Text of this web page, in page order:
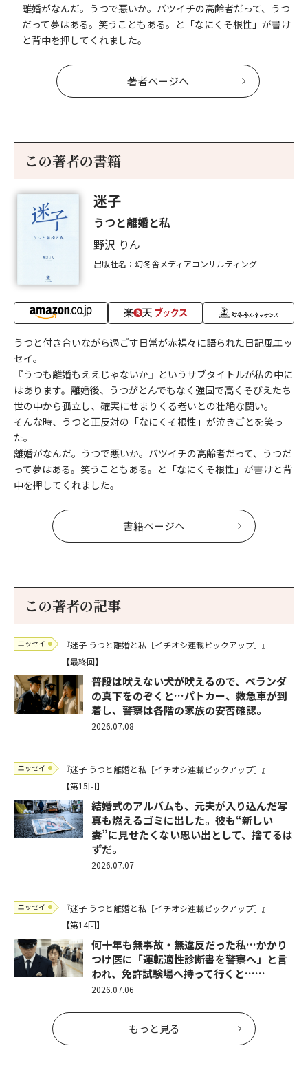
離婚がなんだ。うつで悪いか。バツイチの高齢者だって、うつ
だって夢はある。笑うこともある。と「なにくそ根性」が書け
と背中を押してくれました。
著者ページへ
この著者の書籍
迷子
うつと離婚と私
野沢 りん
出版社名：幻冬舎メディアコンサルティング
うつと付き合いながら過ごす日常が赤裸々に語られた日記風エッ
セイ。
『うつも離婚もええじゃないか』というサブタイトルが私の中に
はあります。離婚後、うつがとんでもなく強固で高くそびえたち
世の中から孤立し、確実にせまりくる老いとの壮絶な闘い。
そんな時、うつと正反対の「なにくそ根性」が泣きごとを笑っ
た。
離婚がなんだ。うつで悪いか。バツイチの高齢者だって、うつだ
って夢はある。笑うこともある。と「なにくそ根性」が書けと背
中を押してくれました。
書籍ページへ
この著者の記事
エッセイ
『迷子 うつと離婚と私［イチオシ連載ピックアップ］』
【最終回】
普段は吠えない犬が吠えるので、ベランダ
の真下をのぞくと…パトカー、救急車が到
着し、警察は各階の家族の安否確認。
2026.07.08
エッセイ
『迷子 うつと離婚と私［イチオシ連載ピックアップ］』
【第15回】
結婚式のアルバムも、元夫が入り込んだ写
真も燃えるゴミに出した。彼も“新しい
妻”に見せたくない思い出として、捨てるは
ずだ。
2026.07.07
エッセイ
『迷子 うつと離婚と私［イチオシ連載ピックアップ］』
【第14回】
何十年も無事故・無違反だった私…かかり
つけ医に「運転適性診断書を警察へ」と言
われ、免許試験場へ持って行くと……
2026.07.06
もっと見る